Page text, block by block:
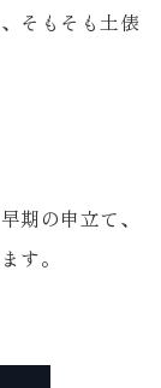
そもそも土俵
期の申立て、
す。